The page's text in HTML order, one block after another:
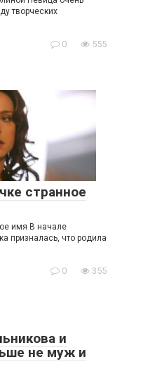
творческих
0 555
странное
имя В начале
призналась, что родила
0 355
и
не муж и